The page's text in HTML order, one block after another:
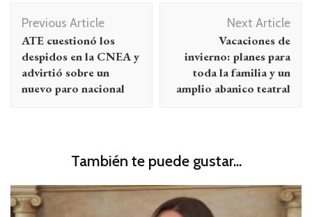
Navegación
de
entradas
Previous Article
ATE cuestionó los
despidos en la CNEA y
advirtió sobre un
nuevo paro nacional
Next Article
Vacaciones de
invierno: planes para
toda la familia y un
amplio abanico teatral
También te puede gustar...